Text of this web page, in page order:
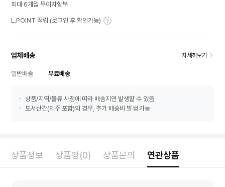
최대 6개월 무이자할부
L.POINT 적립 (로그인 후 확인가능)
업체배송 자세히보기
일반배송 무료배송
상품/지역/물류 사정에 따라 배송지연 발생할 수 있음
도서산간(제주 포함)의 경우, 추가 배송비 발생 가능
상품정보 상품평(0) 상품문의 연관상품